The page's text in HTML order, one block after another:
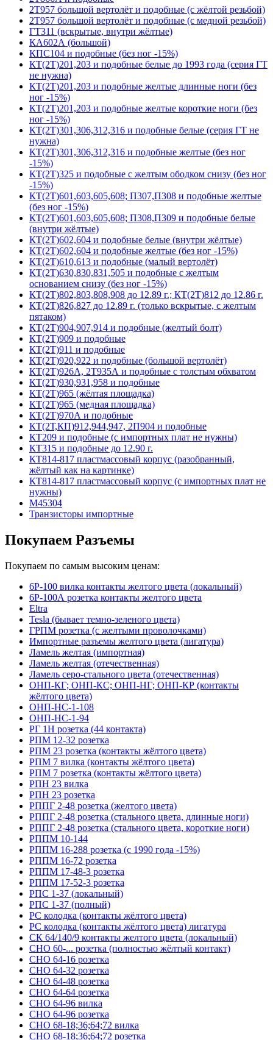
2Т957 большой вертолёт и подобные (с жёлтой резьбой)
2Т957 большой вертолёт и подобные (с медной резьбой)
ГТ311 (вскрытые, внутри жёлтые)
КА602А (большой)
КПС104 и подобные (без ног -15%)
КТ(2Т)201,203 и подобные белые до 1993 года (серия ГТ
не нужна)
КТ(2Т)201,203 и подобные желтые длинные ноги (без
ног -15%)
КТ(2Т)201,203 и подобные желтые короткие ноги (без
ног -15%)
КТ(2Т)301,306,312,316 и подобные белые (серия ГТ не
нужна)
КТ(2Т)301,306,312,316 и подобные желтые (без ног
-15%)
КТ(2Т)325 и подобные с желтым ободком снизу (без ног
-15%)
КТ(2Т)601,603,605,608; П307,П308 и подобные желтые
(без ног -15%)
КТ(2Т)601,603,605,608; П308,П309 и подобные белые
(внутри жёлтые)
КТ(2Т)602,604 и подобные белые (внутри жёлтые)
КТ(2Т)602,604 и подобные желтые (без ног -15%)
КТ(2Т)610,613 и подобные (малый вертолёт)
КТ(2Т)630,830,831,505 и подобные с желтым
основанием снизу (без ног -15%)
КТ(2Т)802,803,808,908 до 12.89 г.; КТ(2Т)812 до 12.86 г.
КТ(2Т)826,827 до 12.89 г. (только вскрытые, с желтым
пятаком)
КТ(2Т)904,907,914 и подобные (желтый болт)
КТ(2Т)909 и подобные
КТ(2Т)911 и подобные
КТ(2Т)920,922 и подобные (большой вертолёт)
КТ(2Т)926А, 2Т935А и подобные с толстым обхватом
КТ(2Т)930,931,958 и подобные
КТ(2Т)965 (жёлтая площадка)
КТ(2Т)965 (медная площадка)
КТ(2Т)970А и подобные
КТ(2Т,КП)912,944,947, 2П904 и подобные
КТ209 и подобные (с импортных плат не нужны)
КТ315 и подобные до 12.90 г.
КТ814-817 пластмассовый корпус (разобранный,
жёлтый как на картинке)
КТ814-817 пластмассовый корпус (с импортных плат не
нужны)
М45304
Транзисторы импортные
Покупаем Разъемы
Покупаем по самым высоким ценам:
6Р-100 вилка контакты желтого цвета (локальный)
6Р-100А розетка контакты желтого цвета
Eltra
Tesla (бывает темно-зеленого цвета)
ГРПМ розетка (с желтыми проволочками)
Импортные разъемы желтого цвета (лигатура)
Ламель желтая (импортная)
Ламель желтая (отечественная)
Ламель серо-стального цвета (отечественная)
ОНП-КГ; ОНП-КС; ОНП-НГ; ОНП-КР (контакты
жёлтого цвета)
ОНП-НС-1-108
ОНП-НС-1-94
РГ 1Н розетка (44 контакта)
РПМ 12-32 розетка
РПМ 23 розетка (контакты жёлтого цвета)
РПМ 7 вилка (контакты жёлтого цвета)
РПМ 7 розетка (контакты жёлтого цвета)
РПН 23 вилка
РПН 23 розетка
РППГ 2-48 розетка (желтого цвета)
РППГ 2-48 розетка (стального цвета, длинные ноги)
РППГ 2-48 розетка (стального цвета, короткие ноги)
РППМ 10-144
РППМ 16-288 розетка (с 1990 года -15%)
РППМ 16-72 розетка
РППМ 17-48-3 розетка
РППМ 17-52-3 розетка
РПС 1-37 (локальный)
РПС 1-37 (полный)
РС колодка (контакты жёлтого цвета)
РС колодка (контакты жёлтого цвета) лигатура
СК 64/140/9 контакты желтого цвета (локальный)
СНО 60-... розетка (полностью жёлтый контакт)
СНО 64-16 розетка
СНО 64-32 розетка
СНО 64-48 розетка
СНО 64-64 розетка
СНО 64-96 вилка
СНО 64-96 розетка
СНО 68-18;36;64;72 вилка
СНО 68-18;36;64;72 розетка